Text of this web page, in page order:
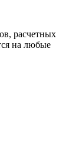
расчетных
на любые